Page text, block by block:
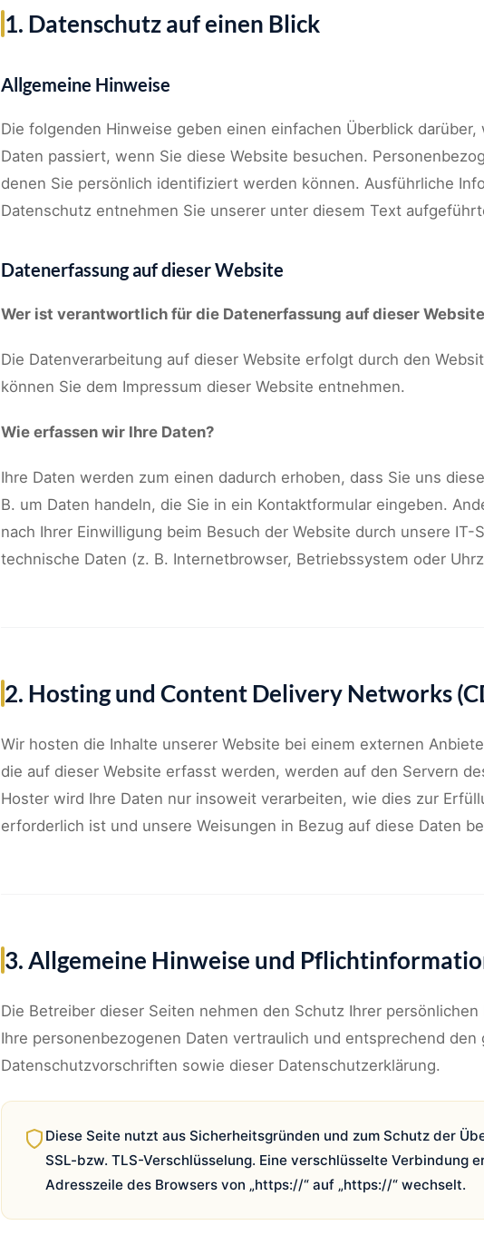
1. Datenschutz auf einen Blick
Allgemeine Hinweise
Die folgenden Hinweise geben einen einfachen Überblick
Daten passiert, wenn Sie diese Website besuchen.
denen Sie persönlich identifiziert werden können. Ausführliche
Datenschutz entnehmen Sie unserer unter diesem Text
Datenerfassung auf dieser Website
Wer ist verantwortlich für die Datenerfassung auf dieser
Die Datenverarbeitung auf dieser Website erfolgt durch den
können Sie dem Impressum dieser Website entnehmen.
Wie erfassen wir Ihre Daten?
Ihre Daten werden zum einen dadurch erhoben, dass Sie uns
B. um Daten handeln, die Sie in ein Kontaktformular eingeben.
nach Ihrer Einwilligung beim Besuch der Website durch unsere
technische Daten (z. B. Internetbrowser, Betriebssystem oder
2. Hosting und Content Delivery Networks
Wir hosten die Inhalte unserer Website bei einem externen
die auf dieser Website erfasst werden, werden auf den Servern
Hoster wird Ihre Daten nur insoweit verarbeiten, wie dies zur
erforderlich ist und unsere Weisungen in Bezug auf diese Daten
3. Allgemeine Hinweise und
Die Betreiber dieser Seiten nehmen den Schutz Ihrer
Ihre personenbezogenen Daten vertraulich und entsprechend den
Datenschutzvorschriften sowie dieser Datenschutzerklärung.
Diese Seite nutzt aus Sicherheitsgründen und zum Schutz der
SSL-bzw. TLS-Verschlüsselung. Eine verschlüsselte Verbindung
Adresszeile des Browsers von „https://“ auf „https://“ wechselt.